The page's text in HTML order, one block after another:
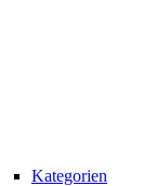
Kategorien